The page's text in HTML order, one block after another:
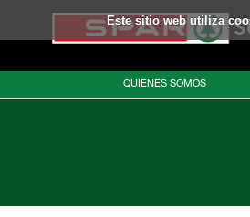
Este sitio web utiliza
QUIENES SOMOS